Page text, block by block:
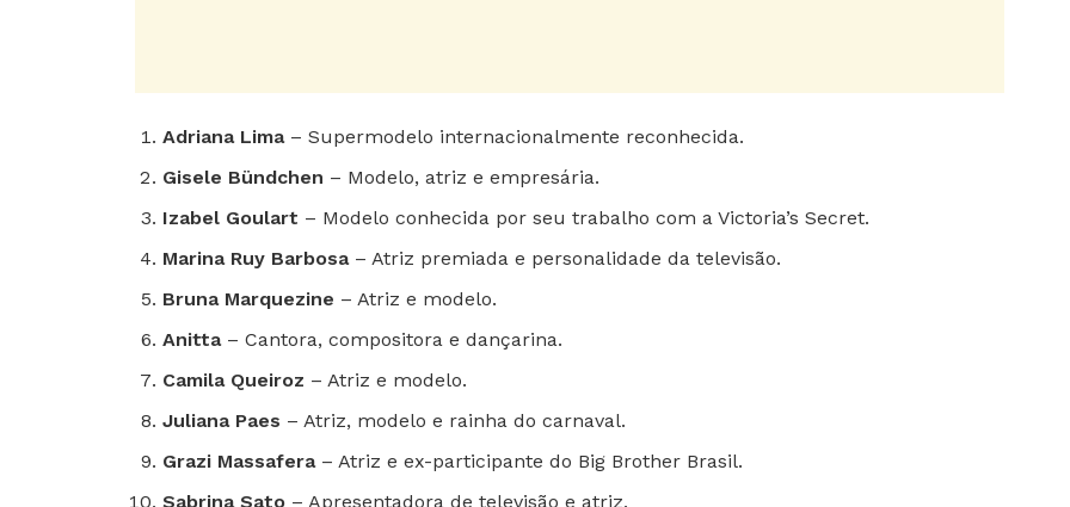
Adriana Lima– Supermodelo internacionalmente reconhecida.
Gisele Bündchen – Modelo, atriz e empresária.
Izabel Goulart – Modelo conhecida por seu trabalho com a Victoria’s Secret.
Marina Ruy Barbosa– Atriz premiada e personalidade da televisão.
Bruna Marquezine – Atriz e modelo.
Anitta– Cantora, compositora e dançarina.
Camila Queiroz – Atriz e modelo.
Juliana Paes – Atriz, modelo e rainha do carnaval.
Grazi Massafera– Atriz e ex-participante do Big Brother Brasil.
Sabrina Sato – Apresentadora de televisão e atriz.